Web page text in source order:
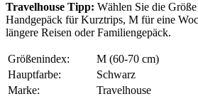
Travelhouse Tipp: Wählen Sie die
Handgepäck für Kurztrips, M für eine
längere Reisen oder Familiengepäck.
Größenindex:
M (60-70 cm)
Hauptfarbe:
Schwarz
Marke:
Travelhouse